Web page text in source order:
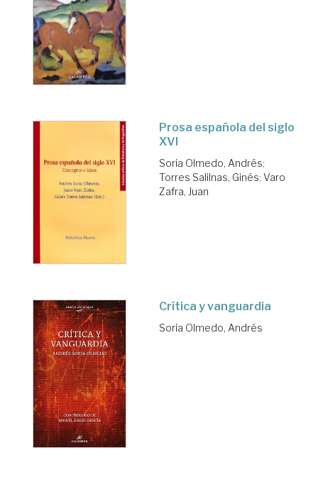
Prosa española del siglo
XVI
Soria Olmedo, Andrés;
Torres Salilnas, Ginés; Varo
Zafra, Juan
Crítica y vanguardia
Soria Olmedo, Andrés